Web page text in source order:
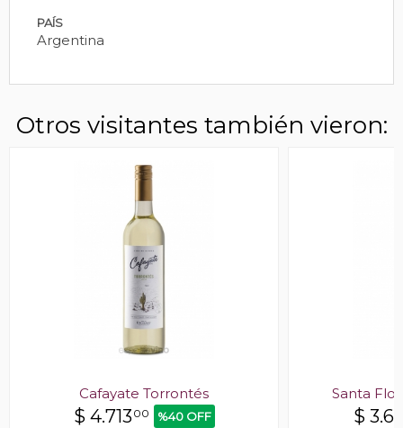
PAÍS
Argentina
Otros visitantes también vieron:
Cafayate Torrontés
$ 4.713 00 %40 OFF
Santa
$